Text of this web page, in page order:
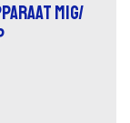
MIG/